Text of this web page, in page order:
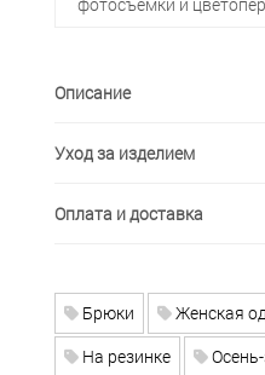
Описание
Уход за изделием
Оплата и доставка
Брюки Женская
На резинке